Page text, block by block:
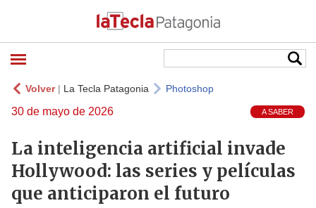
Volver| La Tecla Patagonia Photoshop
30 de mayo de 2026 A SABER
La inteligencia artificial invade
Hollywood: las series y películas
que anticiparon el futuro